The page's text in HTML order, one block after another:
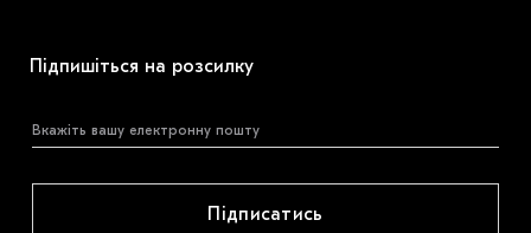
Підпишіться на розсилку
Підписатись